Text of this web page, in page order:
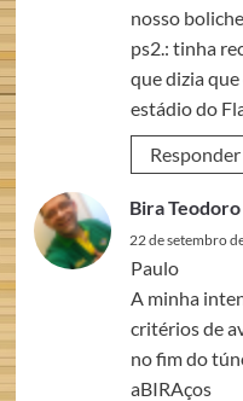
nosso
ps2.: tinha
que dizia
estádio do
Responder
Bira Teodoro
22 de setembro
Paulo
A minha
critérios de
no fim do
aBIRAços